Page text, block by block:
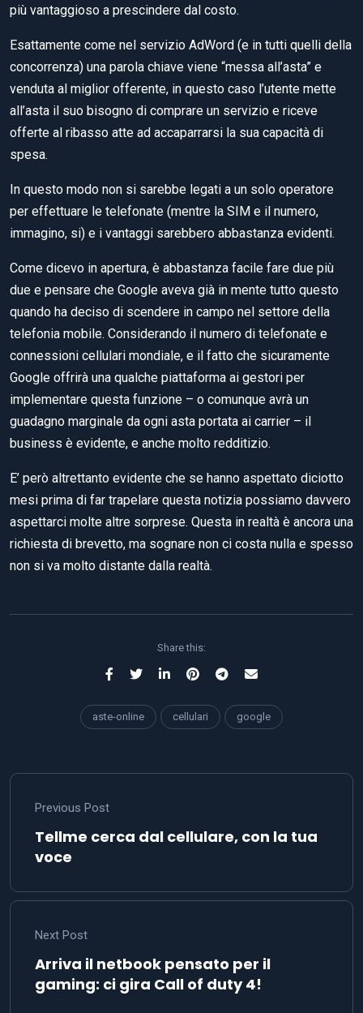
più vantaggioso a prescindere dal costo.
Esattamente come nel servizio AdWord (e in tutti quelli della
concorrenza) una parola chiave viene “messa all’asta” e
venduta al miglior offerente, in questo caso l’utente mette
all’asta il suo bisogno di comprare un servizio e riceve
offerte al ribasso atte ad accaparrarsi la sua capacità di
spesa.
In questo modo non si sarebbe legati a un solo operatore
per effettuare le telefonate (mentre la SIM e il numero,
immagino, si) e i vantaggi sarebbero abbastanza evidenti.
Come dicevo in apertura, è abbastanza facile fare due più
due e pensare che Google aveva già in mente tutto questo
quando ha deciso di scendere in campo nel settore della
telefonia mobile. Considerando il numero di telefonate e
connessioni cellulari mondiale, e il fatto che sicuramente
Google offrirà una qualche piattaforma ai gestori per
implementare questa funzione – o comunque avrà un
guadagno marginale da ogni asta portata ai carrier – il
business è evidente, e anche molto redditizio.
E’ però altrettanto evidente che se hanno aspettato diciotto
mesi prima di far trapelare questa notizia possiamo davvero
aspettarci molte altre sorprese. Questa in realtà è ancora una
richiesta di brevetto, ma sognare non ci costa nulla e spesso
non si va molto distante dalla realtà.
Share this:
aste-online cellulari google
Previous Post
Tellme cerca dal cellulare, con la tua
voce
Next Post
Arriva il netbook pensato per il
gaming: ci gira Call of duty 4!